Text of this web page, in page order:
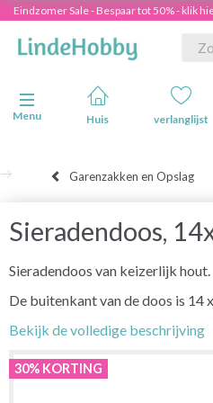
Eindzomer Sale - Bespaar tot 50% - klik
Navigatie in-/uitschakelen
Menu
Huis verlanglijst
Garenzakken en Opslag
Sieradendoos,
Sieradendoos van keizerlijk hout.
De buitenkant van de doos is 14
Bekijk de volledige beschrijving
30% KORTING